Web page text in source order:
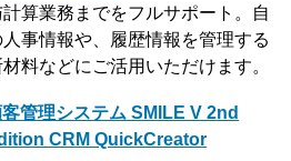
算業務までをフルサポート。自
事情報や、履歴情報を管理する
料などにご活用いただけます。
客管理システム SMILE V 2nd
CRM QuickCreator